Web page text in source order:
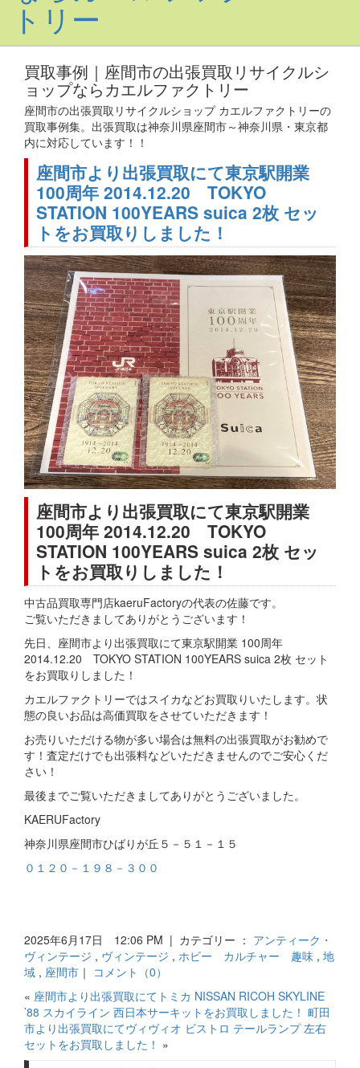
買取事例｜座間市の出張買取リサイクルシ
ョップならカエルファクトリー
座間市の出張買取リサイクルショップ カエルファクトリーの
買取事例集。出張買取は神奈川県座間市～神奈川県・東京都
内に対応しています！！
座間市より出張買取にて東京駅開業
100周年 2014.12.20 TOKYO
STATION 100YEARS suica 2枚 セッ
トをお買取りしました！
座間市より出張買取にて東京駅開業
100周年 2014.12.20 TOKYO
STATION 100YEARS suica 2枚 セッ
トをお買取りしました！
中古品買取専門店kaeruFactoryの代表の佐藤です。
ご覧いただきましてありがとうございます！
先日、座間市より出張買取にて東京駅開業 100周年
2014.12.20 TOKYO STATION 100YEARS suica 2枚 セット
をお買取りしました！
カエルファクトリーではスイカなどお買取りいたします。状
態の良いお品は高価買取をさせていただきます！
お売りいただける物が多い場合は無料の出張買取がお勧めで
す！査定だけでも出張料などいただきませんのでご安心くだ
さい！
最後までご覧いただきましてありがとうございました。
KAERUFactory
神奈川県座間市ひばりが丘５－５１－１５
０１２０－１９８－３００
2025年6月17日 12:06 PM | カテゴリー ： アンティーク・
ヴィンテージ , ヴィンテージ , ホビー カルチャー 趣味 , 地
域 , 座間市 ｜ コメント（0）
« 座間市より出張買取にてトミカ NISSAN RICOH SKYLINE
’88 スカイライン 西日本サーキットをお買取しました！ 町田
市より出張買取にてヴィヴィオ ビストロ テールランプ 左右
セットをお買取しました！ »